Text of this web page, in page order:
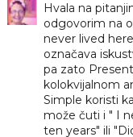
Hvala na
odgovorim na
never lived
označava
pa zato
kolokvijalnom
Simple koristi
može čuti i " I
ten years" ili